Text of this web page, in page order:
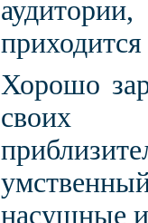
Хорошо
своих
насущные